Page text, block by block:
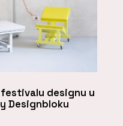
designu u
Designbloku